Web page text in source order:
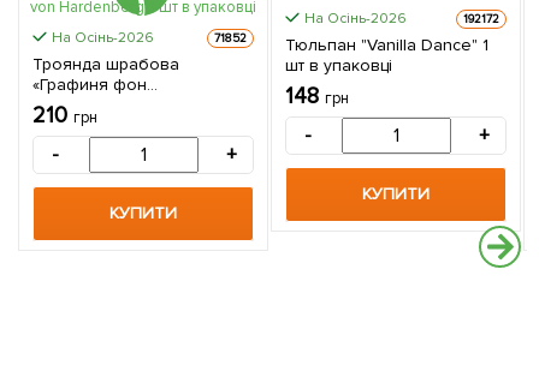
На Осінь-2026 71852
Троянда шрабова
«Графиня фон
Харденберг» (Astrid Grafin
von Hardenberg) 1 шт в
210 грн
- +
КУПИТИ
На Осінь-2026 192172
Тюльпан "Vanilla Dance" 1
шт в упаковці
148 грн
- +
КУПИТИ